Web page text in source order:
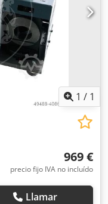
1 / 1
969 €
precio fijo IVA no incluído
Llamar